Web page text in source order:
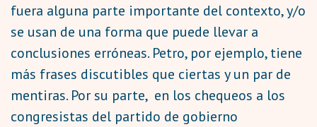
fuera alguna parte importante del contexto, y/o
se usan de una forma que puede llevar a
conclusiones erróneas. Petro, por ejemplo, tiene
más frases discutibles que ciertas y un par de
mentiras. Por su parte, en los chequeos a los
congresistas del partido de gobierno